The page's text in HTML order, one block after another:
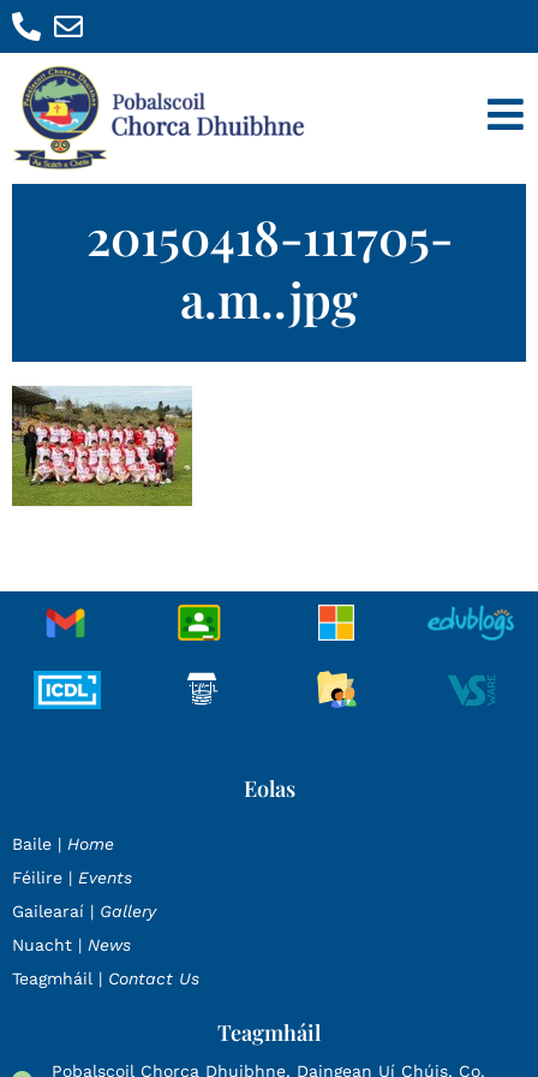
20150418-111705-
a.m..jpg
Eolas
Baile | Home
Féilire | Events
Gailearaí | Gallery
Nuacht | News
Teagmháil | Contact Us
Teagmháil
Pobalscoil Chorca Dhuibhne, Daingean Uí Chúis, Co.